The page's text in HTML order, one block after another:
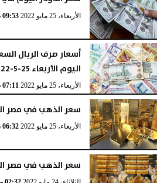
الأربعاء، 25 مايو 2022 09:53 صـ
أسعار صرف الريال
اليوم الأربعاء 25-5-2022
الأربعاء، 25 مايو 2022 07:11 صـ
سعر الذهب في مصر اليوم
الأربعاء، 25 مايو 2022 06:32 صـ
سعر الذهب في مصر اليوم 24-